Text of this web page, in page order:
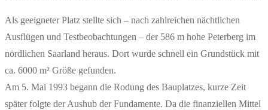
Als geeigneter Platz stellte sich – nach zahlreichen nächtlichen
Ausflügen und Testbeobachtungen – der 586 m hohe Peterberg im
nördlichen Saarland heraus. Dort wurde schnell ein Grundstück mit
ca. 6000 m² Größe gefunden.
Am 5. Mai 1993 begann die Rodung des Bauplatzes, kurze Zeit
später folgte der Aushub der Fundamente. Da die finanziellen Mittel